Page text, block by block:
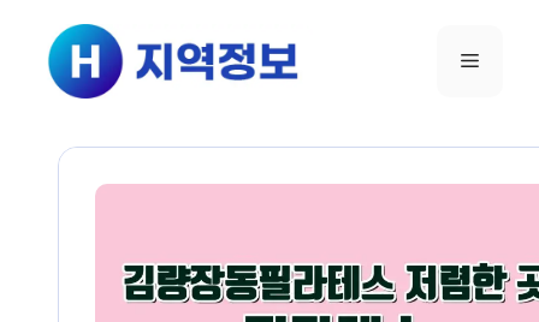
건너뛰기
메뉴